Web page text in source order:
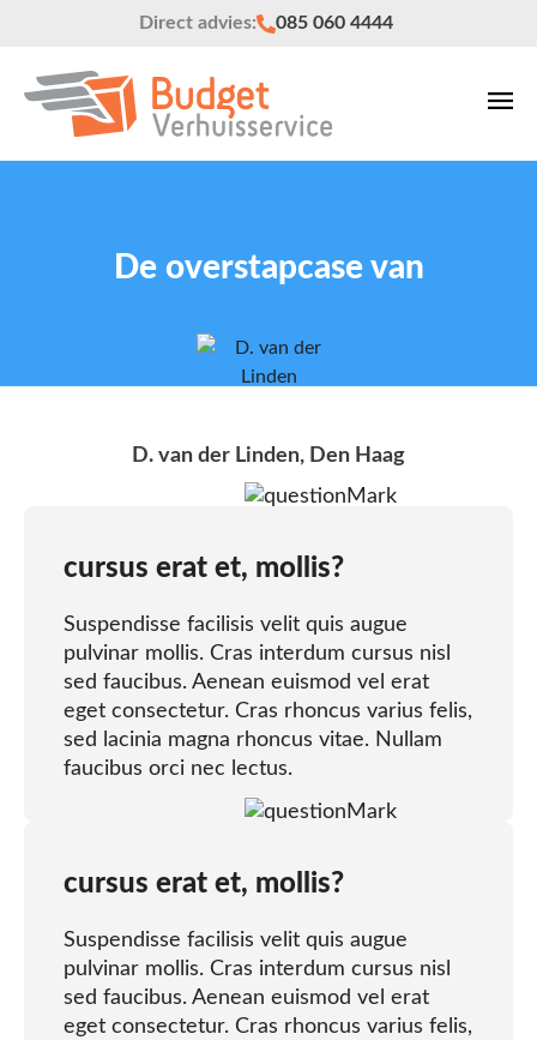
Direct advies: 085 060 4444
De overstapcase van
D. van der Linden, Den Haag
cursus erat et, mollis?
Suspendisse facilisis velit quis augue
pulvinar mollis. Cras interdum cursus nisl
sed faucibus. Aenean euismod vel erat
eget consectetur. Cras rhoncus varius felis,
sed lacinia magna rhoncus vitae. Nullam
faucibus orci nec lectus.
cursus erat et, mollis?
Suspendisse facilisis velit quis augue
pulvinar mollis. Cras interdum cursus nisl
sed faucibus. Aenean euismod vel erat
eget consectetur. Cras rhoncus varius felis,